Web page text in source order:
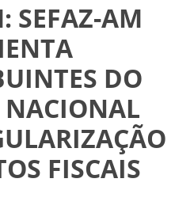
SEFAZ-AM
DO
NACIONAL
FISCAIS